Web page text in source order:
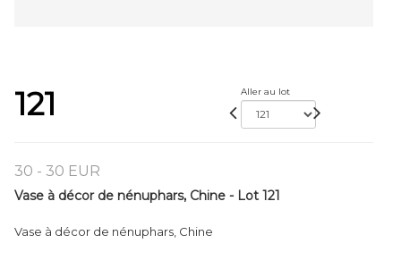
121 Aller au lot
30 - 30 EUR
Vase à décor de nénuphars, Chine - Lot 121
Vase à décor de nénuphars, Chine